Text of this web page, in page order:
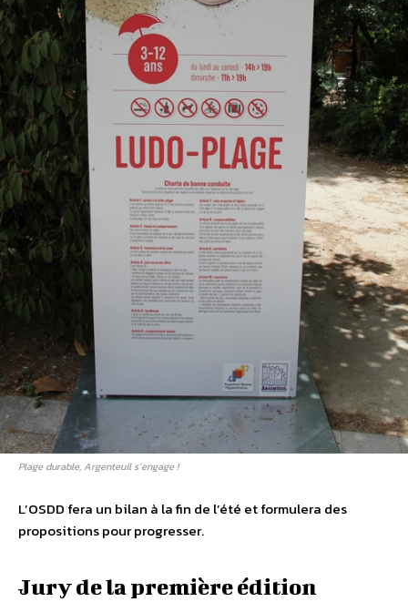
Plage durable, Argenteuil s’engage !
L’OSDD fera un bilan à la fin de l’été et formulera des
propositions pour progresser.
Jury de la première édition